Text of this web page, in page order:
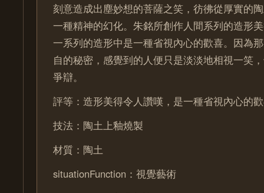
刻意造成出塵妙想的菩薩之笑，彷彿從厚實的
一種精神的幻化。朱銘所創作人間系列的造形
一系列的造形中是一種省視內心的歡喜。因為
自的秘密，感覺到的人便只是淡淡地相視一笑
爭辯。
評等：造形美得令人讚嘆，是一種省視內心的
技法：陶土上釉燒製
材質：陶土
situationFunction：視覺藝術